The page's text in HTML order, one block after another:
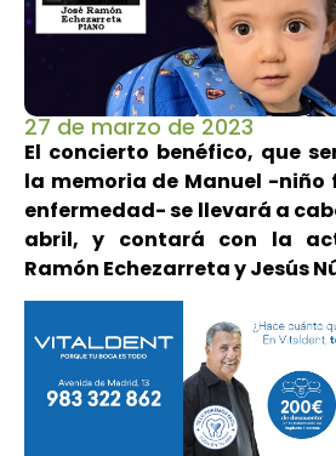
27 de marzo de 2023
El concierto benéfico, que
la memoria de Manuel -niño
enfermedad- se llevará a
abril, y contará con la
Ramón Echezarreta y Jesús